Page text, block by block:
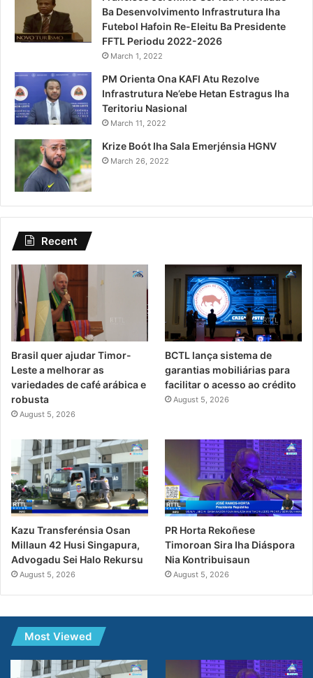
Ba Desenvolvimento Infrastrutura Iha
Futebol Hafoin Re-Eleitu Ba Presidente
FFTL Periodu 2022-2026
March 1, 2022
PM Orienta Ona KAFI Atu Rezolve
Infrastrutura Ne’ebe Hetan Estragus Iha
Teritoriu Nasional
March 11, 2022
Krize Boót Iha Sala Emerjénsia HGNV
March 26, 2022
Recent
Brasil quer ajudar Timor-
Leste a melhorar as
variedades de café arábica e
robusta
August 5, 2026
BCTL lança sistema de
garantias mobiliárias para
facilitar o acesso ao crédito
August 5, 2026
Kazu Transferénsia Osan
Millaun 42 Husi Singapura,
Advogadu Sei Halo Rekursu
August 5, 2026
PR Horta Rekoñese
Timoroan Sira Iha Diáspora
Nia Kontribuisaun
August 5, 2026
Most Viewed